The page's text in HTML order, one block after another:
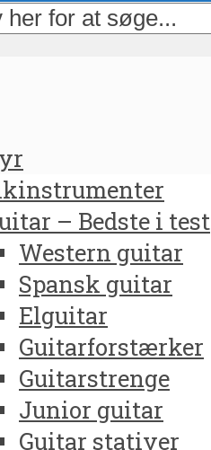
– Bedste i test
Western guitar
Spansk guitar
Elguitar
Guitarforstærker
Guitarstrenge
Junior guitar
Guitar stativer